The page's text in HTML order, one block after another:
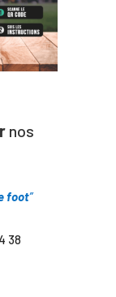
nos
foot”
38